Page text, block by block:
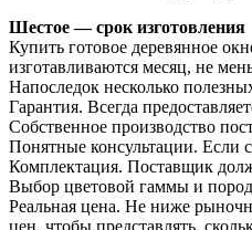
Шестое — срок изготовления
Купить готовое деревянное
изготавливаются месяц, не
Напоследок несколько
Гарантия. Всегда
Собственное производство
Понятные консультации. Если
Комплектация. Поставщик
Выбор цветовой гаммы и
Реальная цена. Не ниже
цен, чтобы представлять,